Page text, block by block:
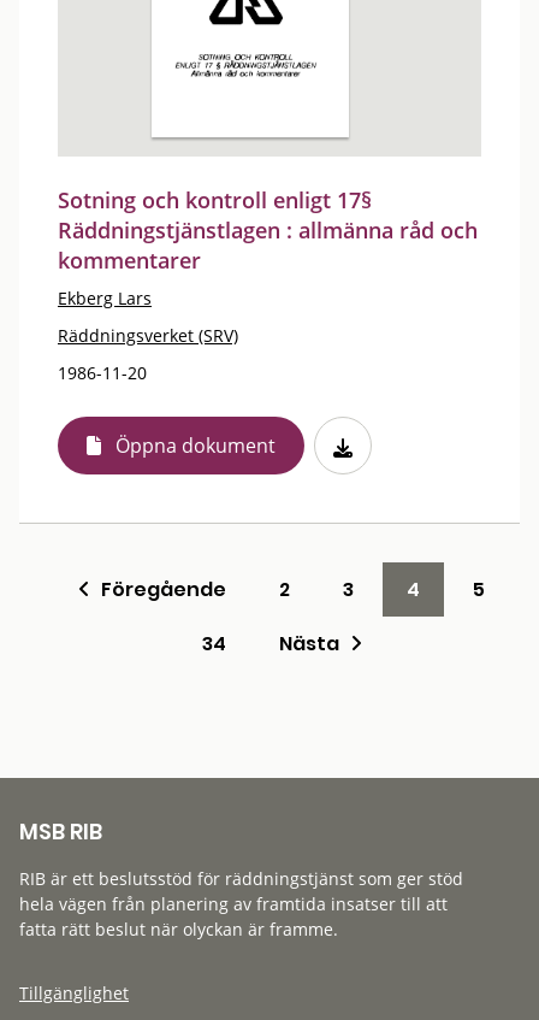
Sotning och kontroll enligt 17§
Räddningstjänstlagen : allmänna råd och
kommentarer
Ekberg Lars
Räddningsverket (SRV)
1986-11-20
Öppna dokument
Föregående 2 3 4
5
34
Nästa
MSB RIB
RIB är ett beslutsstöd för räddningstjänst som ger stöd
hela vägen från planering av framtida insatser till att
fatta rätt beslut när olyckan är framme.
Tillgänglighet